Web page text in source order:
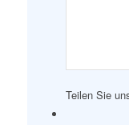
Teilen Sie